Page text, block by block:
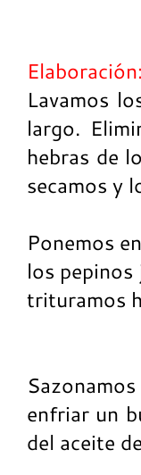
Elaboración:
Lavamos
largo.
hebras de
secamos y
Ponemos
los
trituramos
enfriar un
del aceite